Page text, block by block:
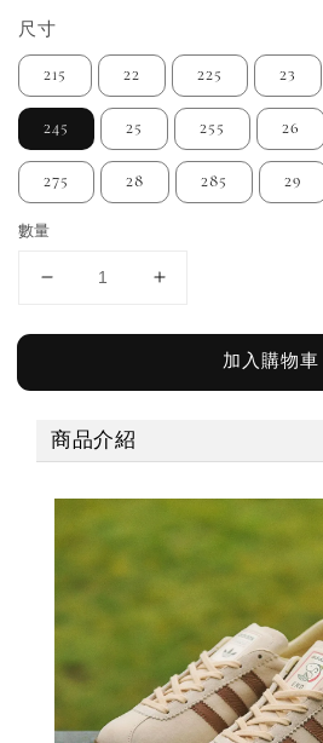
尺寸
215 22 225 23
245 25 255 26
275 28 285 29
數量
加入購物車
商品介紹